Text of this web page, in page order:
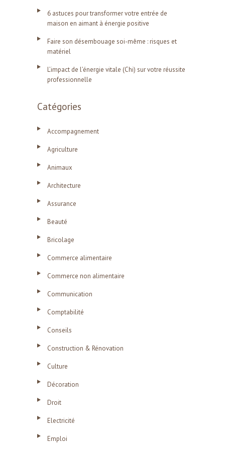
6 astuces pour transformer votre entrée de
maison en aimant à énergie positive
Faire son désembouage soi-même : risques et
matériel
L’impact de l’énergie vitale (Chi) sur votre réussite
professionnelle
Catégories
Accompagnement
Agriculture
Animaux
Architecture
Assurance
Beauté
Bricolage
Commerce alimentaire
Commerce non alimentaire
Communication
Comptabilité
Conseils
Construction & Rénovation
Culture
Décoration
Droit
Electricité
Emploi